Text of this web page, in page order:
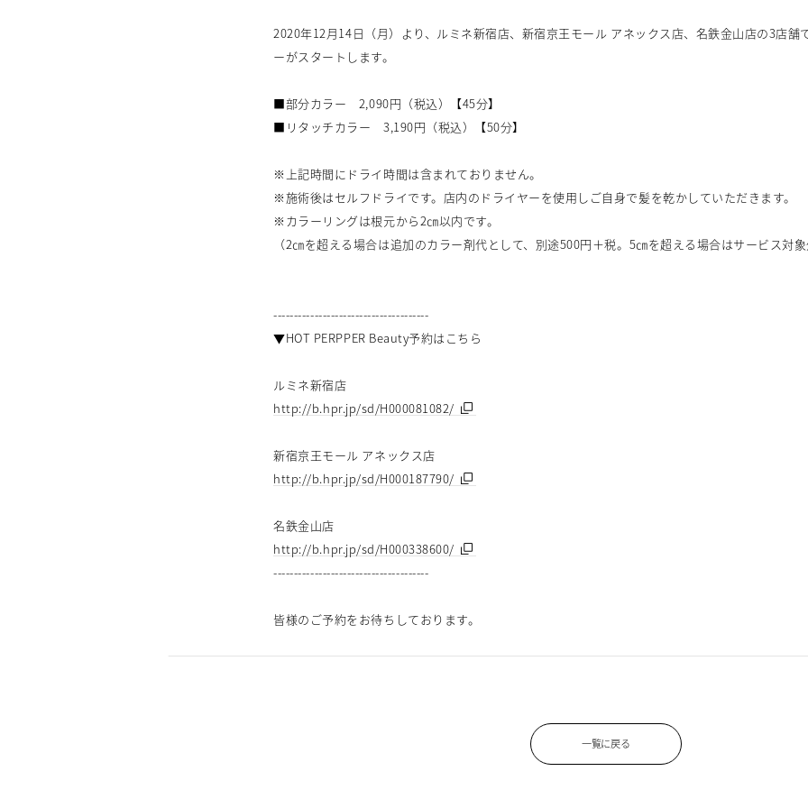
2020年12月14日（月）より、ルミネ新宿店、新宿京王モール アネックス店、名鉄金山店の3店舗
ーがスタートします。
■部分カラー 2,090円（税込）【45分】
■リタッチカラー 3,190円（税込）【50分】
※上記時間にドライ時間は含まれておりません。
※施術後はセルフドライです。店内のドライヤーを使用しご自身で髪を乾かしていただきます。
※カラーリングは根元から2㎝以内です。
（2㎝を超える場合は追加のカラー剤代として、別途500円＋税。5㎝を超える場合はサービス対象
--------------------------------------
▼HOT PERPPER Beauty予約はこちら
ルミネ新宿店
http://b.hpr.jp/sd/H000081082/
新宿京王モール アネックス店
http://b.hpr.jp/sd/H000187790/
名鉄金山店
http://b.hpr.jp/sd/H000338600/
--------------------------------------
皆様のご予約をお待ちしております。
一覧に戻る